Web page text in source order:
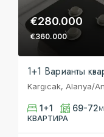
€280.000
€360.000
1+1 Bарианты
Kargıcak, Alanya/
1+1 69-72
КВАРТИРА